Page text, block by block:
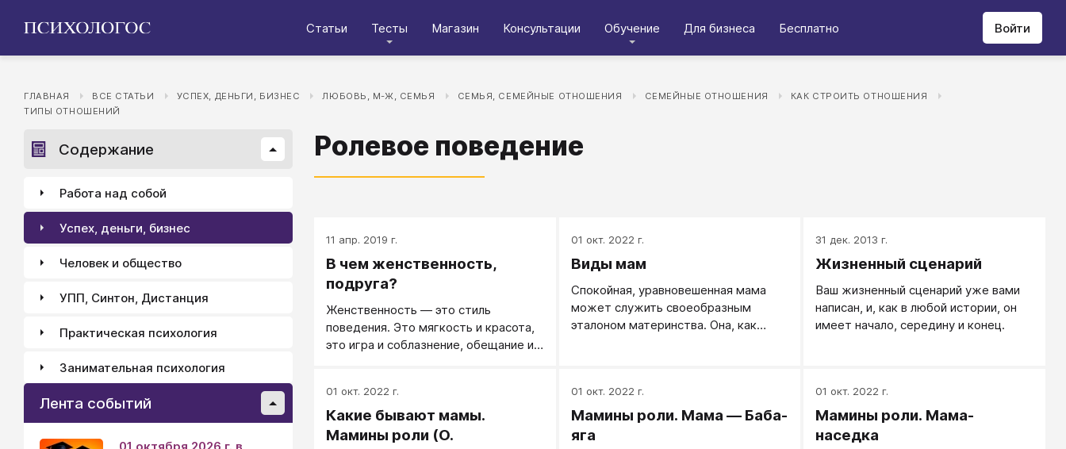
Статьи Тесты Магазин Консультации Обучение Для бизнеса Бесплатно Войти
ГЛАВНАЯ ВСЕ СТАТЬИ УСПЕХ, ДЕНЬГИ, БИЗНЕС ЛЮБОВЬ, М-Ж, СЕМЬЯ СЕМЬЯ, СЕМЕЙНЫЕ ОТНОШЕНИЯ СЕМЕЙНЫЕ ОТНОШЕНИЯ
КАК СТРОИТЬ ОТНОШЕНИЯ
ТИПЫ ОТНОШЕНИЙ
Ролевое поведение
11 апр. 2019 г.
В чем женственность,
подруга?
Женственность — это стиль
поведения. Это мягкость и красота,
это игра и соблазнение, обещание и
культура?
01 окт. 2022 г.
Виды мам
Спокойная, уравновешенная мама
может служить своеобразным
эталоном материнства. Она, как
31 дек. 2013 г.
Жизненный сценарий
Ваш жизненный сценарий уже вами
написан, и, как в любой истории, он
имеет начало, середину и конец.
01 окт. 2022 г.
Какие бывают мамы.
Мамины роли (О.
01 окт. 2022 г.
Мамины роли. Мама — Баба-
яга
01 окт. 2022 г.
Мамины роли. Мама-
наседка
Содержание
Работа над собой
Успех, деньги, бизнес
Человек и общество
УПП, Синтон, Дистанция
Практическая психология
Занимательная психология
Лента событий